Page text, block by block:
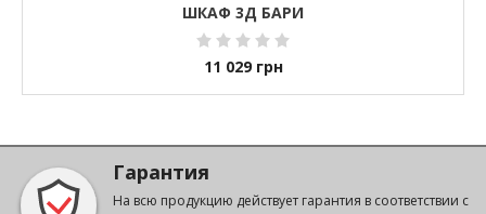
ШКАФ 3Д БАРИ
11 029 грн
Гарантия
На всю продукцию действует гарантия в соответствии с